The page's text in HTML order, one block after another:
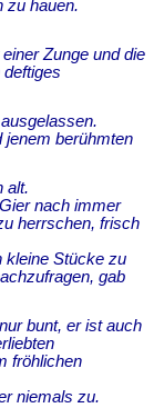
zu hauen.
Zunge und die
jenem berühmten
alt.
nach immer
herrschen, frisch
kleine Stücke zu
gab
bunt, er ist auch
fröhlichen
niemals zu.